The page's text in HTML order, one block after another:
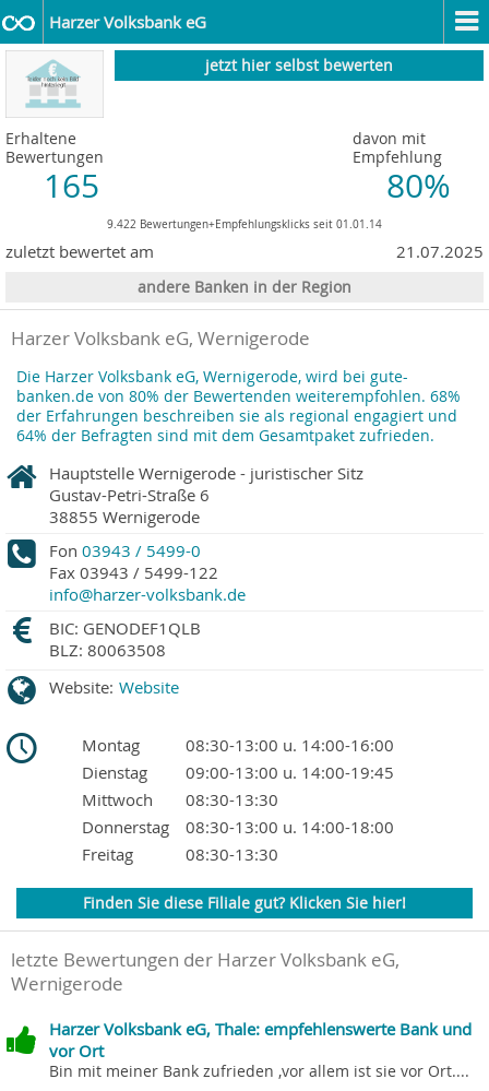
Harzer Volksbank eG
jetzt hier selbst bewerten
Erhaltene
Bewertungen
165
davon mit
Empfehlung
80%
9.422 Bewertungen+Empfehlungsklicks seit 01.01.14
zuletzt bewertet am 21.07.2025
andere Banken in der Region
Harzer Volksbank eG, Wernigerode
Die Harzer Volksbank eG, Wernigerode, wird bei gute-
banken.de von 80% der Bewertenden weiterempfohlen. 68%
der Erfahrungen beschreiben sie als regional engagiert und
64% der Befragten sind mit dem Gesamtpaket zufrieden.
Hauptstelle Wernigerode - juristischer Sitz
Gustav-Petri-Straße 6
38855 Wernigerode
Fon 03943 / 5499-0
Fax 03943 / 5499-122
info@harzer-volksbank.de
BIC: GENODEF1QLB
BLZ: 80063508
Website: Website
Montag
08:30-13:00 u. 14:00-16:00
Dienstag
09:00-13:00 u. 14:00-19:45
Mittwoch
08:30-13:30
Donnerstag
08:30-13:00 u. 14:00-18:00
Freitag
08:30-13:30
Finden Sie diese Filiale gut? Klicken Sie hier!
letzte Bewertungen der Harzer Volksbank eG,
Wernigerode
Harzer Volksbank eG, Thale: empfehlenswerte Bank und
vor Ort
Bin mit meiner Bank zufrieden ,vor allem ist sie vor Ort....